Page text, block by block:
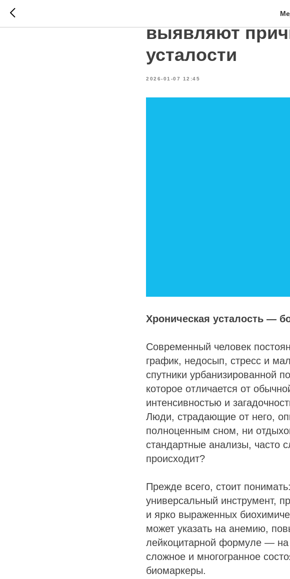
Почему
выявляют
усталости
2026-01-07 12:45
Хроническая усталость —
Современный человек
график, недосып, стресс и
спутники урбанизированной
которое отличается от
интенсивностью и
Люди, страдающие от него,
полноценным сном, ни
стандартные анализы, часто
происходит?
Прежде всего, стоит
универсальный инструмент,
и ярко выраженных
может указать на анемию,
лейкоцитарной формуле —
сложное и многогранное
биомаркеры.